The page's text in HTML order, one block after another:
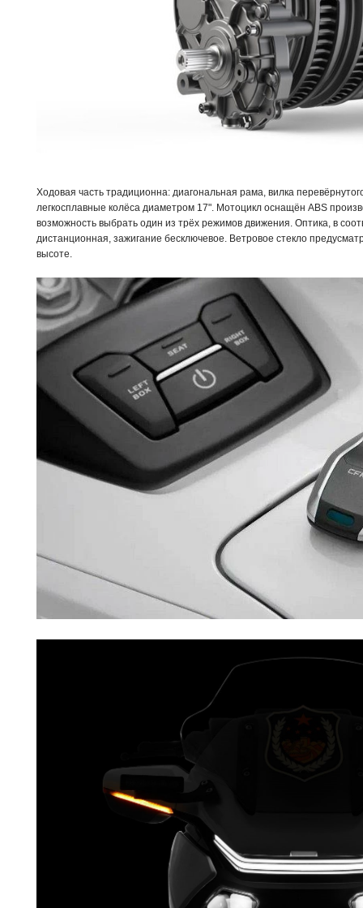
Ходовая часть традиционна: диагональная рама, вилка
легкосплавные колёса диаметром 17". Мотоцикл оснащён ABS
возможность выбрать один из трёх режимов движения. Оптика, в
дистанционная, зажигание бесключевое. Ветровое стекло
высоте.